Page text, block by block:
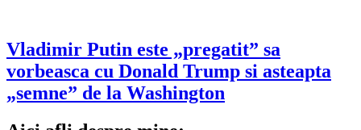
Vladimir Putin este „pregatit” sa
vorbeasca cu Donald Trump si asteapta
„semne” de la Washington